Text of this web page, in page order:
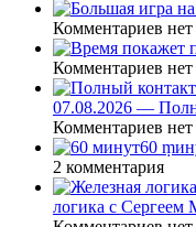
Комментариев нет
Комментариев нет
07.08.2026 —
Комментариев нет
60
2 комментария
логика с Сергеем